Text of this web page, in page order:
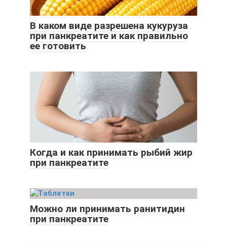
В каком виде разрешена кукуруза
при панкреатите и как правильно
ее готовить
Когда и как принимать рыбий жир
при панкреатите
Можно ли принимать ранитидин
при панкреатите